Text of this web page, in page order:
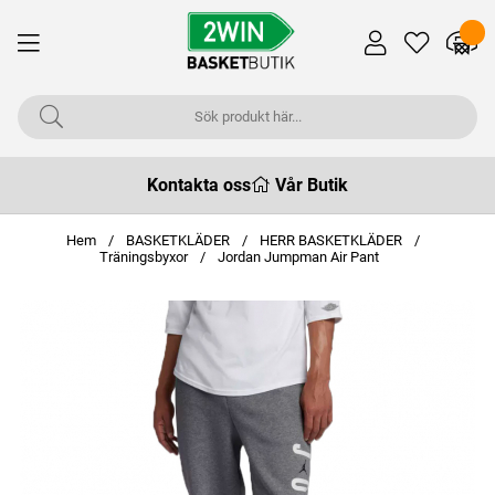
Kontakta oss Vår Butik
Hem BASKETKLÄDER
HERR BASKETKLÄDER
Träningsbyxor
Jordan Jumpman Air Pant